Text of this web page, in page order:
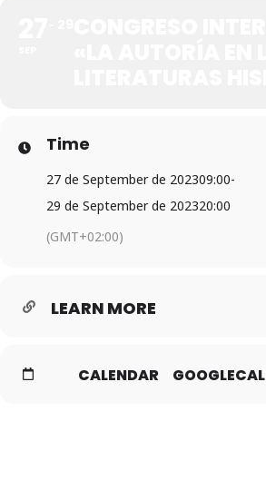
Time
27 de September de 202309:00-
29 de September de 202320:00
(GMT+02:00)
LEARN MORE
CALENDAR GOOGLECAL